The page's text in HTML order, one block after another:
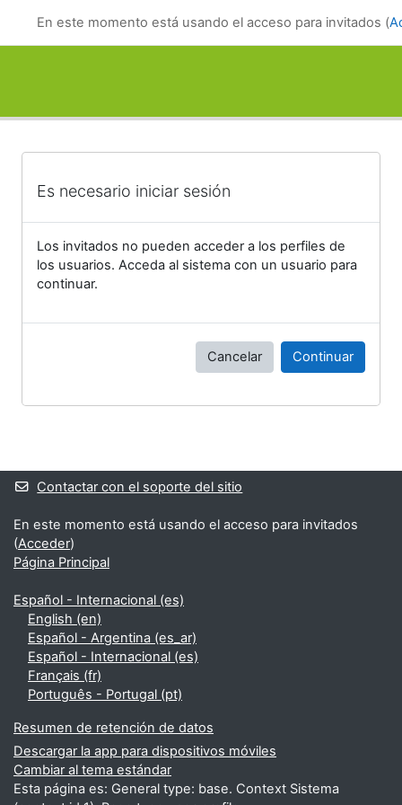
En este momento está usando el acceso para invitados (
Es necesario iniciar sesión
Los invitados no pueden acceder a los perfiles de
los usuarios. Acceda al sistema con un usuario para
continuar.
Cancelar Continuar
Bloques suplementarios
Contactar con el soporte del sitio
En este momento está usando el acceso para invitados
(Acceder)
Página Principal
Español - Internacional ‎(es)‎
English ‎(en)‎
Español - Argentina ‎(es_ar)‎
Español - Internacional ‎(es)‎
Français ‎(fr)‎
Português - Portugal ‎(pt)‎
Resumen de retención de datos
Descargar la app para dispositivos móviles
Cambiar al tema estándar
Esta página es: General type: base. Context Sistema